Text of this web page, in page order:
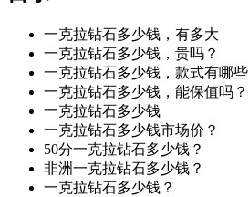
一克拉钻石多少钱，有多大
一克拉钻石多少钱，贵吗？
一克拉钻石多少钱，款式有哪些
一克拉钻石多少钱，能保值吗？
一克拉钻石多少钱
一克拉钻石多少钱市场价？
50分一克拉钻石多少钱？
非洲一克拉钻石多少钱？
一克拉钻石多少钱？